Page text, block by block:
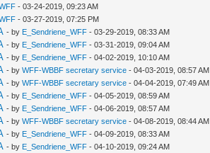
- 03-24-2019, 09:23 AM
- 03-27-2019, 07:25 PM
- by E_Sendriene_WFF - 03-29-2019, 08:33 AM
- by E_Sendriene_WFF - 03-31-2019, 09:04 AM
- by E_Sendriene_WFF - 04-02-2019, 10:10 AM
- byWFF-WBBF secretary service - 04-03-2019, 08:57 AM
- byWFF-WBBF secretary service - 04-04-2019, 07:49 AM
- by E_Sendriene_WFF - 04-05-2019, 08:59 AM
- by E_Sendriene_WFF - 04-06-2019, 08:57 AM
- byWFF-WBBF secretary service - 04-08-2019, 08:44 AM
- by E_Sendriene_WFF - 04-09-2019, 08:33 AM
- by E_Sendriene_WFF - 04-10-2019, 09:24 AM